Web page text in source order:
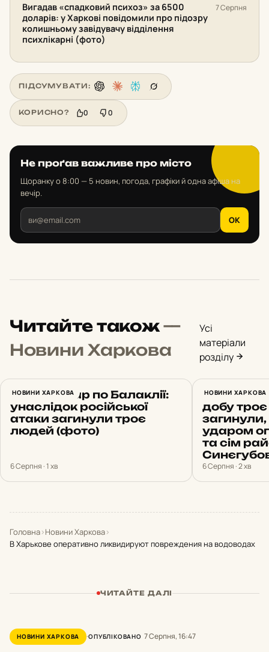
Вигадав «спадковий психоз» за 6500
доларів: у Харкові повідомили про підозру
колишньому завідувачу відділення
психлікарні (фото)
7 Серпня
ПІДСУМУВАТИ:
КОРИСНО? 0 0
Не проґав важливе про місто
Щоранку о 8:00 — 5 новин, погода, графіки й одна афіша на
вечір.
OK
Читайте також—
Новини Харкова
Усі
матеріали
розділу
НОВИНИ ХАРКОВА
Нічний удар по Балаклії:
унаслідок російської
атаки загинули троє
людей (фото)
6 Серпня · 1 хв
НОВИНИ ХАРКОВА
Обстріли
добу
загинули,
ударом
та сім
6 Серпня · 2 хв
Головна›Новини Харкова›
В Харькове оперативно ликвидируют повреждения на водоводах
ЧИТАЙТЕ ДАЛІ
НОВИНИ ХАРКОВА ОПУБЛІКОВАНО 7 Серпня, 16:47